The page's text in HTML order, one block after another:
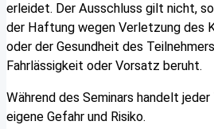
erleidet. Der Ausschluss gilt nicht,
der Haftung wegen Verletzung des
oder der Gesundheit des
Fahrlässigkeit oder Vorsatz beruht.
Während des Seminars handelt
eigene Gefahr und Risiko.